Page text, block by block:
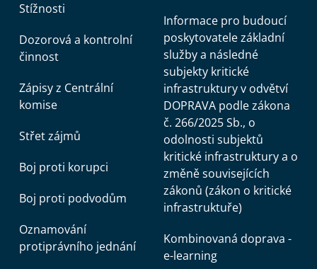
Stížnosti
Dozorová a kontrolní
činnost
Zápisy z Centrální
komise
Střet zájmů
Boj proti korupci
Boj proti podvodům
Oznamování
protiprávního jednání
Informace pro budoucí
poskytovatele základní
služby a následné
subjekty kritické
infrastruktury v odvětví
DOPRAVA podle zákona
č. 266/2025 Sb., o
odolnosti subjektů
kritické infrastruktury a o
změně souvisejících
zákonů (zákon o kritické
infrastruktuře)
Kombinovaná doprava -
e-learning